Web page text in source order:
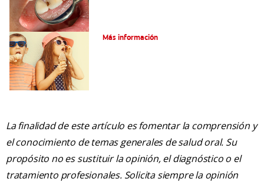
Más información
La finalidad de este artículo es fomentar la comprensión y
el conocimiento de temas generales de salud oral. Su
propósito no es sustituir la opinión, el diagnóstico o el
tratamiento profesionales. Solicita siempre la opinión